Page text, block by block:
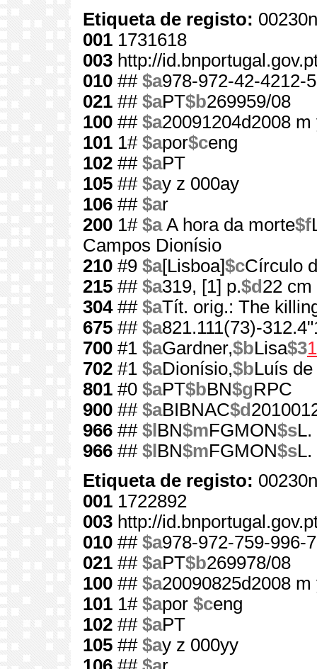
Etiqueta de registo:
001 1731618
003 http://
010 ## $a978-972-42-4212-5
021 ## $aPT$b269959/08
100 ## $a20091204d2008
101 1# $apor$ceng
102 ## $aPT
105 ## $ay z 000ay
106 ## $ar
200 1# $aA hora da morte$f
Campos Dionísio
210 #9 $a[Lisboa]$cCírculo
215 ## $a319, [1] p.$d 22 cm
304## $aTít. orig.: The
675 ## $a821.111(73)-
700 #1 $aGardner,$bLisa$3
702 #1 $aDionísio,$bLuís
801 #0 $aPT$bBN$gRPC
900 ## $aBIBNAC$d
966 ## $l BN$mFGMON$sL.
966 ## $l BN$mFGMON$sL.
Etiqueta de registo:
001 1722892
003 http://
010 ## $a978-972-759-996-7
021 ## $aPT$b269978/08
100 ## $a20090825d2008
101 1# $apor $ceng
102 ## $aPT
105 ## $ay z 000yy